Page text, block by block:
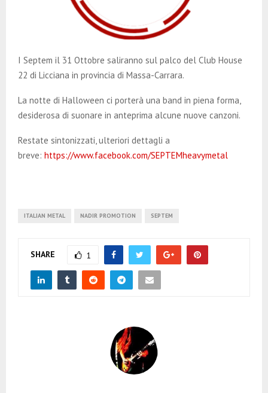
I Septem il 31 Ottobre saliranno sul palco del Club House
22 di Licciana in provincia di Massa-Carrara.
La notte di Halloween ci porterà una band in piena forma,
desiderosa di suonare in anteprima alcune nuove canzoni.
Restate sintonizzati, ulteriori dettagli a
breve: https://www.facebook.com/SEPTEMheavymetal
ITALIAN METAL NADIR PROMOTION SEPTEM
SHARE 1